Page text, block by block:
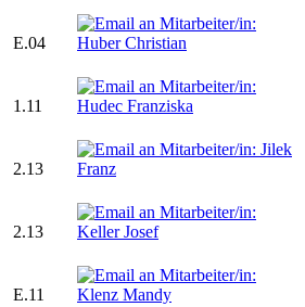
E.04
1.11
2.13
2.13
E.11